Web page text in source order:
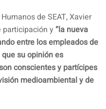
de SEAT, Xavier
participación y “la nueva
entre los empleados de
su opinión es
conscientes y partícipes
medioambiental y de